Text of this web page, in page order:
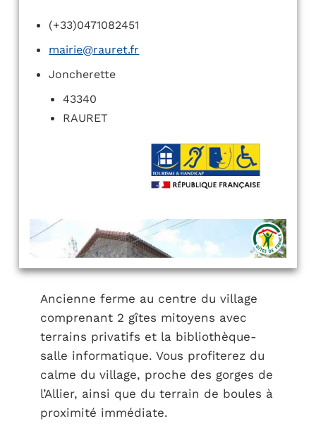
(+33)0471082451
mairie@rauret.fr
Joncherette
43340
RAURET
Ancienne ferme au centre du village
comprenant 2 gîtes mitoyens avec
terrains privatifs et la bibliothèque-
salle informatique. Vous profiterez du
calme du village, proche des gorges de
l’Allier, ainsi que du terrain de boules à
proximité immédiate.